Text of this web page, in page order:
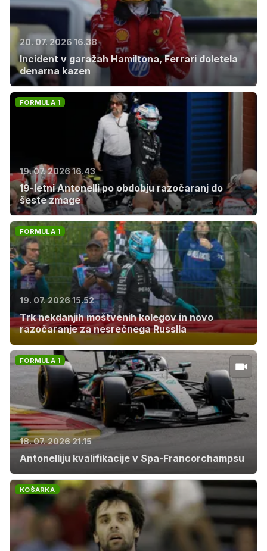
20. 07. 2026 16.38
Incident v garažah Hamiltona, Ferrari doletela
denarna kazen
FORMULA 1
19. 07. 2026 16.43
19-letni Antonelli po obdobju razočaranj do
šeste zmage
FORMULA 1
19. 07. 2026 15.52
Trk nekdanjih moštvenih kolegov in novo
razočaranje za nesrečnega Russlla
FORMULA 1
18. 07. 2026 21.15
Antonelliju kvalifikacije v Spa-Francorchampsu
KOŠARKA